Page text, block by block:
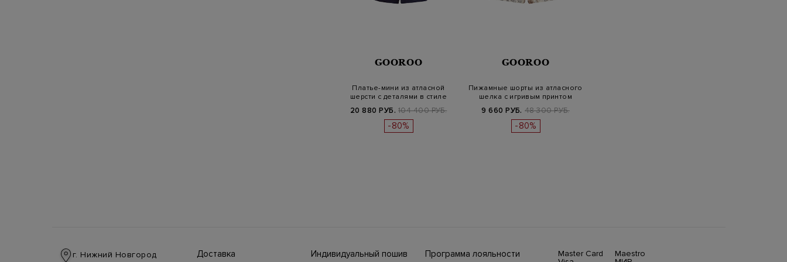
GOOROO
Платье-мини из атласной
шерсти с деталями в стиле
пидж…
20 880 РУБ. 104 400 РУБ.
-80%
GOOROO
Пижамные шорты из атласного
шелка с игривым принтом
9 660 РУБ. 48 300 РУБ.
-80%
г. Нижний Новгород Доставка Индивидуальный пошив Программа лояльности
Master Card
Maestro